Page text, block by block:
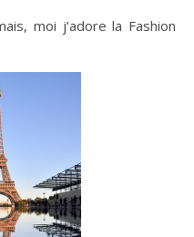
moi j’adore la Fashion